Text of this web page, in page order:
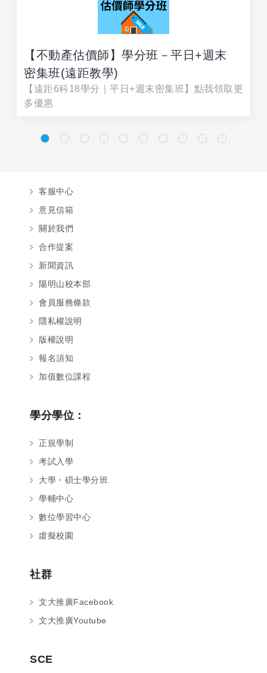
【不動產估價師】學分班－平日+週末
密集班(遠距教學)
【遠距6科18學分｜平日+週末密集班】點我領取更
多優惠
客服中心
意見信箱
關於我們
合作提案
新聞資訊
陽明山校本部
會員服務條款
隱私權說明
版權說明
報名須知
加值數位課程
學分學位：
正規學制
考試入學
大學・碩士學分班
學輔中心
數位學習中心
虛擬校園
社群
文大推廣Facebook
文大推廣Youtube
SCE